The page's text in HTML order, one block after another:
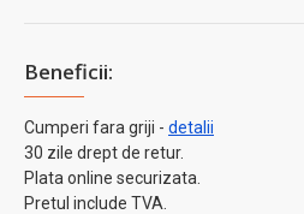
Beneficii:
Cumperi fara griji - detalii
30 zile drept de retur.
Plata online securizata.
Pretul include TVA.